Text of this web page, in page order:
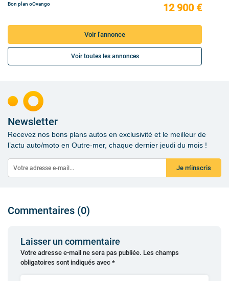
Bon plan oOvango 12 900 €
Voir l'annonce
Voir toutes les annonces
Newsletter
Recevez nos bons plans autos en exclusivité et le meilleur de
l’actu auto/moto en Outre-mer, chaque dernier jeudi du mois !
Je m'inscris
Commentaires (0)
Laisser un commentaire
Votre adresse e-mail ne sera pas publiée. Les champs
obligatoires sont indiqués avec *